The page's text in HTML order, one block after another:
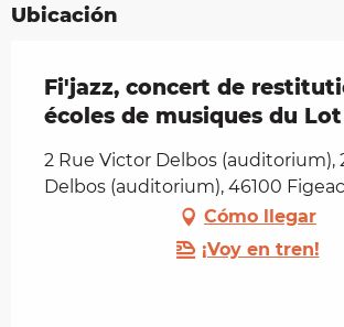
Ubicación
Fi'jazz, concert de
écoles de musiques du
2 Rue Victor Delbos (auditorium),
Delbos (auditorium), 46100 Figeac
Cómo llegar
¡Voy en tren!